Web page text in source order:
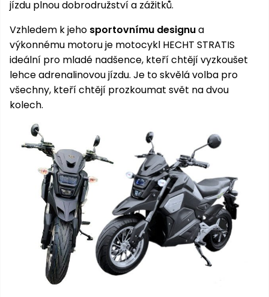
Příslušenství
k sekačkám
Náhradní
nože
větví
Špalíkovače
Fukary,
vysavače
kolečka
Čerpadla
a
vodárny
Postřikovače
a rosiče
Vysokotlaké
čističe
Ruční
do
filtrace
konve
obrubníky
Stíníci
textilie
Soustruhy
Bagry
Vibrační
desky a
pěchy
Transportéry,
stavební
betonu
a
asfaltu
Měřící
přístroje
Ventilátory,
klimatizace
Nabíječky
Přilby
Doplňky
do
filtrace
PROMINENT
jízdu plnou dobrodružství a zážitků.
Vzhledem k jeho sportovnímu designua
výkonnému motoru je motocykl HECHT STRATIS
ideální pro mladé nadšence, kteří chtějí vyzkoušet
lehce adrenalinovou jízdu. Je to skvělá volba pro
všechny, kteří chtějí prozkoumat svět na dvou
kolech.